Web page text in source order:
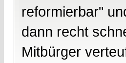
reformierbar"
dann recht
Mitbürger